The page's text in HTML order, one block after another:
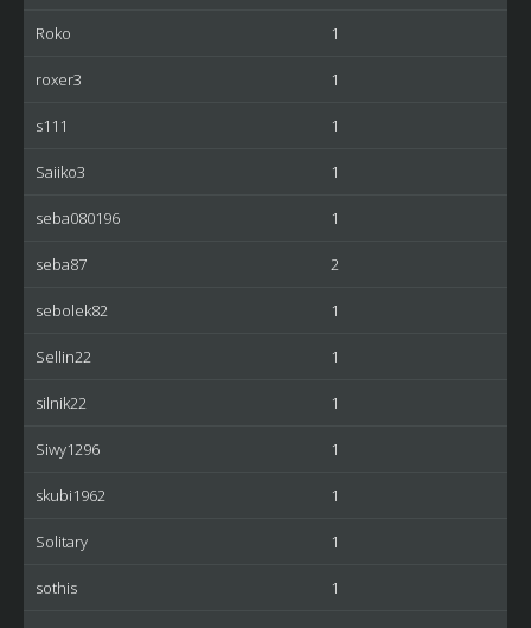
Roko 1
roxer3 1
s111 1
Saiiko3 1
seba080196 1
seba87 2
sebolek82 1
Sellin22 1
silnik22 1
Siwy1296 1
skubi1962 1
Solitary 1
sothis 1